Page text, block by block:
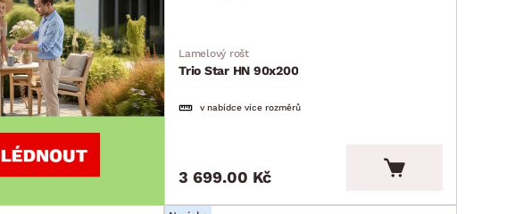
Lamelový rošt
Trio Star HN 90x200
v nabídce více rozměrů
3 699.00 Kč